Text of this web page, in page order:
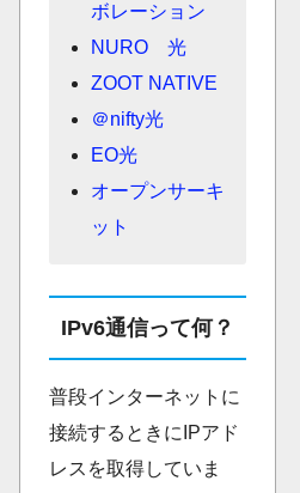
ボレーション
NURO 光
ZOOT NATIVE
＠nifty光
EO光
オープンサーキ
ット
IPv6通信って何？
普段インターネットに
接続するときにIPアド
レスを取得していま